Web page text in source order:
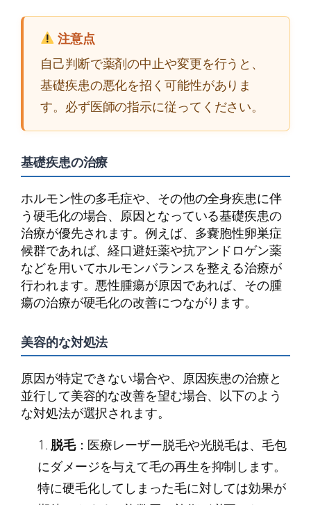
注意点
自己判断で薬剤の中止や変更を行うと、
基礎疾患の悪化を招く可能性がありま
す。必ず医師の指示に従ってください。
基礎疾患の治療
ホルモン性の多毛症や、その他の全身疾患に伴
う硬毛化の場合、原因となっている基礎疾患の
治療が優先されます。例えば、多嚢胞性卵巣症
候群であれば、経口避妊薬や抗アンドロゲン薬
などを用いてホルモンバランスを整える治療が
行われます。悪性腫瘍が原因であれば、その腫
瘍の治療が硬毛化の改善につながります。
美容的な対処法
原因が特定できない場合や、原因疾患の治療と
並行して美容的な改善を望む場合、以下のよう
な対処法が選択されます。
脱毛：医療レーザー脱毛や光脱毛は、毛包
にダメージを与えて毛の再生を抑制します。
特に硬毛化してしまった毛に対しては効果が